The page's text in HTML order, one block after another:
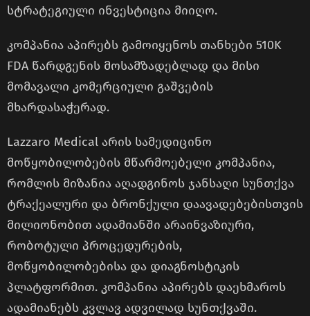
სტრატეგიული ინვესტიცია მიიღო.
კომპანია აპირებს გამოიყენოს თანხები 510K
FDA წარდგენის მოსამზადებლად და მისი
მომავალი კომერციული გაშვების
მხარდასაჭერად.
Lazzaro Medical არის სამედიცინო
მოწყობილობების მწარმოებელი კომპანია,
რომლის მიზანია აღადგინოს ჯანსაღი სუნთქვა
ტრაქეალური და ბრონქული დაავადებებისთვის
მილიონობით ადამიანში არაინვაზიური,
რობოტული პროცედურების,
მოწყობილობებისა და დიაგნოსტიკის
პლატფორმით. კომპანია აპირებს დაეხმაროს
ადამიანებს კვლავ ადვილად სუნთქვაში.